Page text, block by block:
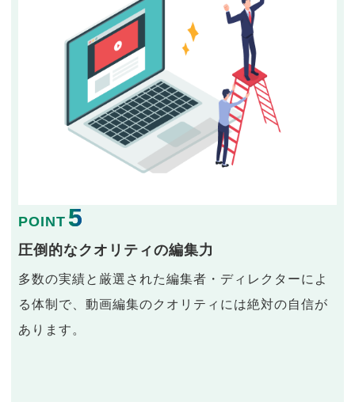
POINT 5
圧倒的なクオリティの編集力
多数の実績と厳選された編集者・ディレクターによ
る体制で、動画編集のクオリティには絶対の自信が
あります。